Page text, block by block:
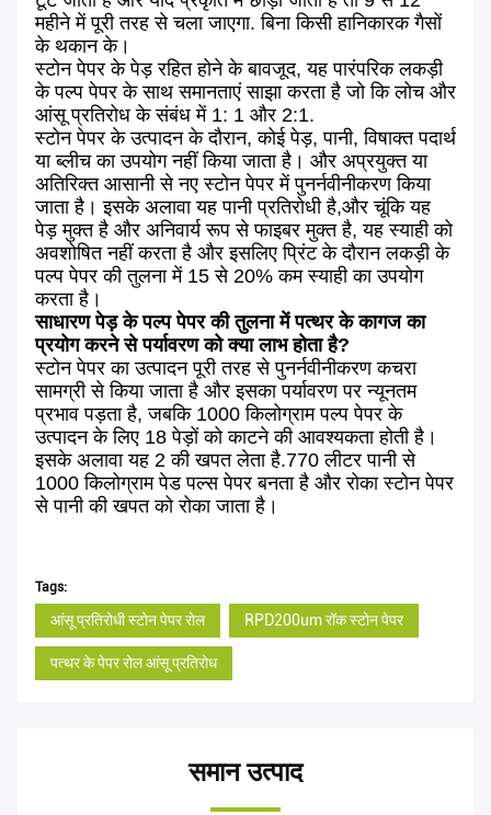
महीने में पूरी तरह से चला जाएगा. बिना किसी हानिकारक गैसों
के थकान के।
स्टोन पेपर के पेड़ रहित होने के बावजूद, यह पारंपरिक लकड़ी
के पल्प पेपर के साथ समानताएं साझा करता है जो कि लोच और
आंसू प्रतिरोध के संबंध में 1: 1 और 2:1.
स्टोन पेपर के उत्पादन के दौरान, कोई पेड़, पानी, विषाक्त पदार्थ
या ब्लीच का उपयोग नहीं किया जाता है। और अप्रयुक्त या
अतिरिक्त आसानी से नए स्टोन पेपर में पुनर्नवीनीकरण किया
जाता है। इसके अलावा यह पानी प्रतिरोधी है,और चूंकि यह
पेड़ मुक्त है और अनिवार्य रूप से फाइबर मुक्त है, यह स्याही को
अवशोषित नहीं करता है और इसलिए प्रिंट के दौरान लकड़ी के
पल्प पेपर की तुलना में 15 से 20% कम स्याही का उपयोग
करता है।
साधारण पेड़ के पल्प पेपर की तुलना में पत्थर के कागज का
प्रयोग करने से पर्यावरण को क्या लाभ होता है?
स्टोन पेपर का उत्पादन पूरी तरह से पुनर्नवीनीकरण कचरा
सामग्री से किया जाता है और इसका पर्यावरण पर न्यूनतम
प्रभाव पड़ता है, जबकि 1000 किलोग्राम पल्प पेपर के
उत्पादन के लिए 18 पेड़ों को काटने की आवश्यकता होती है।
इसके अलावा यह 2 की खपत लेता है.770 लीटर पानी से
1000 किलोग्राम पेड पल्स पेपर बनता है और रोका स्टोन पेपर
से पानी की खपत को रोका जाता है।
Tags:
आंसू प्रतिरोधी स्टोन पेपर रोल RPD200um रॉक स्टोन पेपर
पत्थर के पेपर रोल आंसू प्रतिरोध
समान उत्पाद